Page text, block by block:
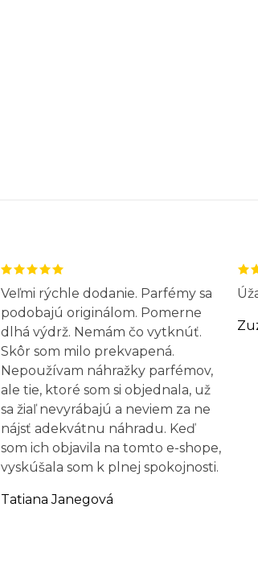
Veľmi rýchle dodanie. Parfémy sa
podobajú originálom. Pomerne
dlhá výdrž. Nemám čo vytknúť.
Skôr som milo prekvapená.
Nepoužívam náhražky parfémov,
ale tie, ktoré som si objednala, už
sa žiaľ nevyrábajú a neviem za ne
nájsť adekvátnu náhradu. Keď
som ich objavila na tomto e-shope,
vyskúšala som k plnej spokojnosti.
Tatiana Janegová